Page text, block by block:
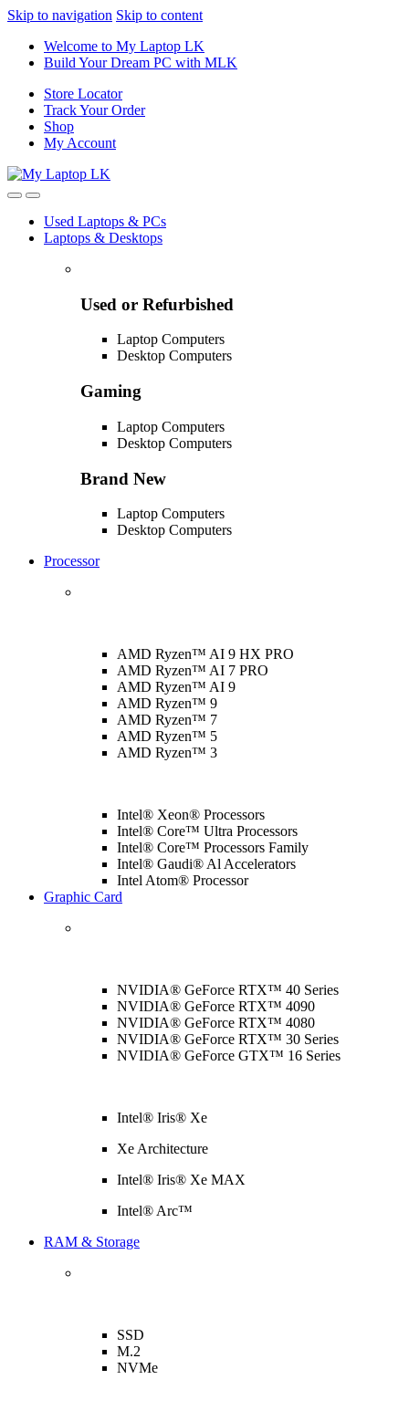
Skip to navigation Skip to content
Welcome to My Laptop LK
Build Your Dream PC with MLK
Store Locator
Track Your Order
Shop
My Account
Used Laptops & PCs
Laptops & Desktops
Used or Refurbished
Laptop Computers
Desktop Computers
Gaming
Laptop Computers
Desktop Computers
Brand New
Laptop Computers
Desktop Computers
Processor
AMD Ryzen™ AI 9 HX PRO
AMD Ryzen™ AI 7 PRO
AMD Ryzen™ AI 9
AMD Ryzen™ 9
AMD Ryzen™ 7
AMD Ryzen™ 5
AMD Ryzen™ 3
Intel® Xeon® Processors
Intel® Core™ Ultra Processors
Intel® Core™ Processors Family
Intel® Gaudi® Al Accelerators
Intel Atom® Processor
Graphic Card
NVIDIA® GeForce RTX™ 40 Series
NVIDIA® GeForce RTX™ 4090
NVIDIA® GeForce RTX™ 4080
NVIDIA® GeForce RTX™ 30 Series
NVIDIA® GeForce GTX™ 16 Series
Intel® Iris® Xe
Xe Architecture
Intel® Iris® Xe MAX
Intel® Arc™
RAM & Storage
SSD
M.2
NVMe